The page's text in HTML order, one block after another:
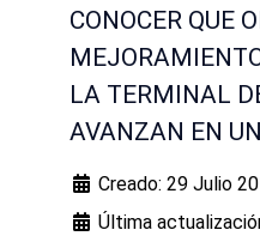
CONOCER QUE
LA TERMINAL
AVANZAN EN
Creado: 29 Julio
Última